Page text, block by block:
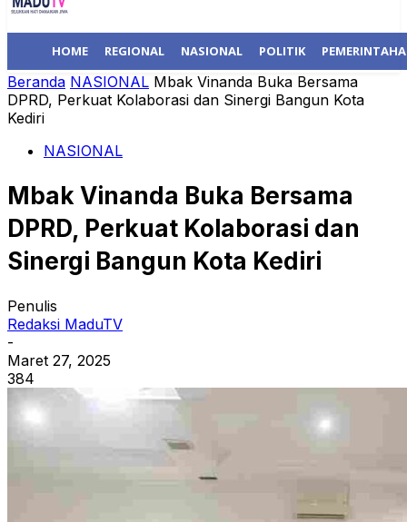
HOME REGIONAL NASIONAL POLITIK
Beranda NASIONAL Mbak Vinanda Buka Bersama
DPRD, Perkuat Kolaborasi dan Sinergi Bangun Kota
Kediri
NASIONAL
Mbak Vinanda Buka Bersama
DPRD, Perkuat Kolaborasi dan
Sinergi Bangun Kota Kediri
Penulis
Redaksi MaduTV
-
Maret 27, 2025
384